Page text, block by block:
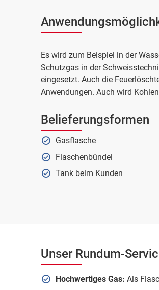
Es wird zum Beispiel in der
Schutzgas in der
eingesetzt. Auch die
Anwendungen. Auch wird
Belieferungsformen
Gasflasche
Flaschenbündel
Tank beim Kunden
Unser Rundum-
Hochwertiges Gas: Als